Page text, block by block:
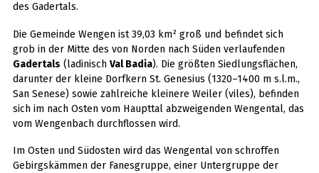
des Gadertals.
Die Gemeinde Wengen ist 39,03 km² groß und befindet sich
grob in der Mitte des von Norden nach Süden verlaufenden
Gadertals (ladinisch Val Badia). Die größten Siedlungsflächen,
darunter der kleine Dorfkern St. Genesius (1320–1400 m s.l.m.,
San Senese) sowie zahlreiche kleinere Weiler (viles), befinden
sich im nach Osten vom Haupttal abzweigenden Wengental, das
vom Wengenbach durchflossen wird.
Im Osten und Südosten wird das Wengental von schroffen
Gebirgskämmen der Fanesgruppe, einer Untergruppe der